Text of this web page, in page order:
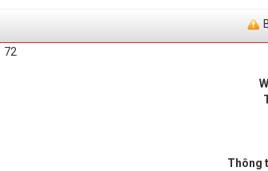
Thông
72